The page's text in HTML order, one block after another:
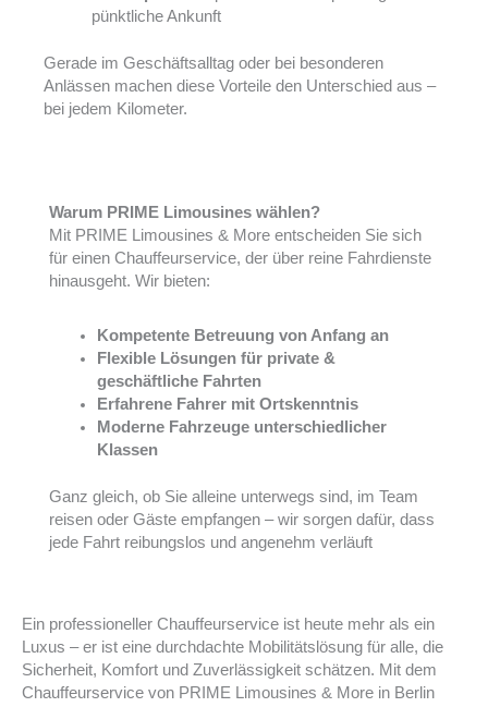
pünktliche Ankunft
Gerade im Geschäftsalltag oder bei besonderen
Anlässen machen diese Vorteile den Unterschied aus –
bei jedem Kilometer.
Warum PRIME Limousines wählen?
Mit PRIME Limousines & More entscheiden Sie sich
für einen Chauffeurservice, der über reine Fahrdienste
hinausgeht. Wir bieten:
Kompetente Betreuung von Anfang an
Flexible Lösungen für private &
geschäftliche Fahrten
Erfahrene Fahrer mit Ortskenntnis
Moderne Fahrzeuge unterschiedlicher
Klassen
Ganz gleich, ob Sie alleine unterwegs sind, im Team
reisen oder Gäste empfangen – wir sorgen dafür, dass
jede Fahrt reibungslos und angenehm verläuft
Ein professioneller Chauffeurservice ist heute mehr als ein
Luxus – er ist eine durchdachte Mobilitätslösung für alle, die
Sicherheit, Komfort und Zuverlässigkeit schätzen. Mit dem
Chauffeurservice von PRIME Limousines & More in Berlin